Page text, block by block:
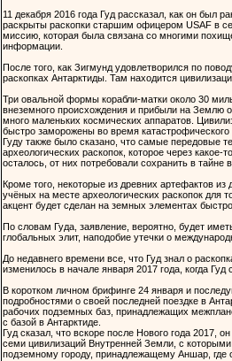
11 декабря 2016 года Гуд рассказал, как он был
раскрыты раскопки старшим офицером USAF в
миссию, которая была связана со многими
информации.
После того, как Зигмунд удовлетворился по
раскопках Антарктиды. Там находится
Три овальной формы корабли-матки около 30
внеземного происхождения и прибыли на Землю
много маленьких космических аппаратов.
быстро заморожены во время
Гуду также было сказано, что самые передовые
археологических раскопок, которое через
осталось, от них потребовали сохранить в тайне
Кроме того, некоторые из древних артефактов
учёных на месте археологических раскопок для
акцент будет сделан на земных элементах
По словам Гуда, заявление, вероятно, будет
глобальных элит, наподобие утечки о
До недавнего времени все, что Гуд знал о
изменилось в начале января 2017 года, когда
В коротком личном брифинге 24 января и
подробностями о своей последней поездке в
рабочих подземных баз, принадлежащих
с базой в Антарктиде.
Гуд сказал, что вскоре после Нового года 2017,
семи цивилизаций Внутренней Земли, с
подземному городу, принадлежащему Аншар, где